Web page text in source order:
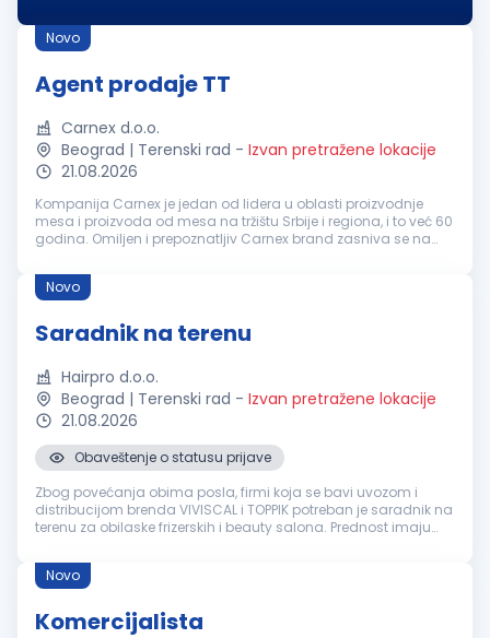
partnerstvom sa renomiranim...
Novo
Agent prodaje TT
Carnex d.o.o.
Beograd | Terenski rad - Izvan pretražene lokacije
21.08.2026
Kompanija Carnex je jedan od lidera u oblasti proizvodnje
mesa i proizvoda od mesa na tržištu Srbije i regiona, i to već 60
godina. Omiljen i prepoznatljiv Carnex brand zasniva se na
konstantno...
Novo
Saradnik na terenu
Hairpro d.o.o.
Beograd | Terenski rad - Izvan pretražene lokacije
21.08.2026
Obaveštenje o statusu prijave
Zbog povećanja obima posla, firmi koja se bavi uvozom i
distribucijom brenda VIVISCAL i TOPPIK potreban je saradnik na
terenu za obilaske frizerskih i beauty salona. Prednost imaju
industriji. Z...
Novo
Komercijalista